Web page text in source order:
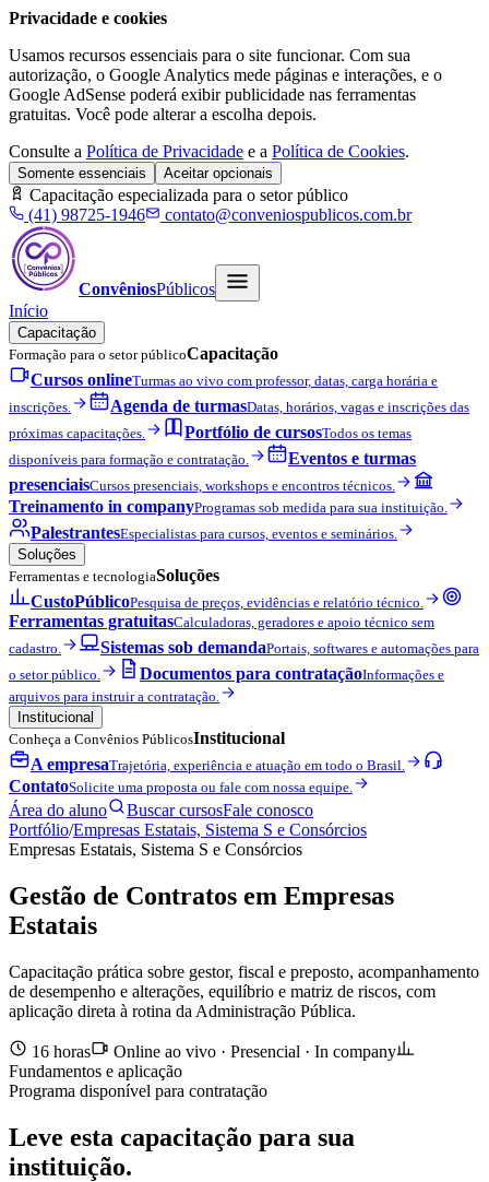
Privacidade e cookies
Usamos recursos essenciais para o site funcionar. Com sua
autorização, o Google Analytics mede páginas e interações, e o
Google AdSense poderá exibir publicidade nas ferramentas
gratuitas. Você pode alterar a escolha depois.
Consulte a Política de Privacidade e a Política de Cookies.
Somente essenciais Aceitar opcionais
Capacitação especializada para o setor público
(41) 98725-1946
contato@conveniospublicos.com.br
ConvêniosPúblicos
Início
Capacitação
Formação para o setor públicoCapacitação
Cursos onlineTurmas ao vivo com professor, datas, carga horária e
inscrições.
Agenda de turmasDatas, horários, vagas e inscrições das
próximas capacitações.
Portfólio de cursosTodos os temas
disponíveis para formação e contratação.
Eventos e turmas
presenciaisCursos presenciais, workshops e encontros técnicos.
Treinamento in companyProgramas sob medida para sua instituição.
PalestrantesEspecialistas para cursos, eventos e seminários.
Soluções
Ferramentas e tecnologiaSoluções
CustoPúblicoPesquisa de preços, evidências e relatório técnico.
Ferramentas gratuitasCalculadoras, geradores e apoio técnico sem
cadastro.
Sistemas sob demandaPortais, softwares e automações para
o setor público.
Documentos para contrataçãoInformações e
arquivos para instruir a contratação.
Institucional
Conheça a Convênios PúblicosInstitucional
A empresaTrajetória, experiência e atuação em todo o Brasil.
ContatoSolicite uma proposta ou fale com nossa equipe.
Área do aluno Buscar cursosFale conosco
Portfólio/Empresas Estatais, Sistema S e Consórcios
Empresas Estatais, Sistema S e Consórcios
Gestão de Contratos em Empresas
Estatais
Capacitação prática sobre gestor, fiscal e preposto, acompanhamento
de desempenho e alterações, equilíbrio e matriz de riscos, com
aplicação direta à rotina da Administração Pública.
16 horas
Online ao vivo · Presencial · In company
Fundamentos e aplicação
Programa disponível para contratação
Leve esta capacitação para sua
instituição.